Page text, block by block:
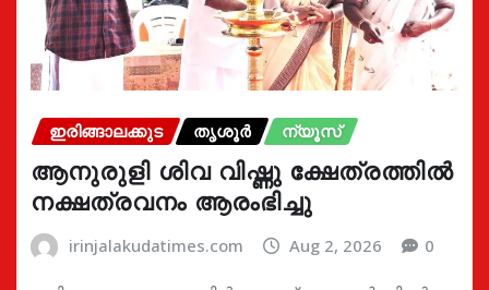
ഇരിങ്ങാലക്കുട തൃശൂർ ന്യൂസ്
ആനുരുളി ശിവ വിഷ്ണു ക്ഷേത്രത്തിൽ
നക്ഷത്രവനം ആരംഭിച്ചു
irinjalakudatimes.com Aug 2, 2026 0